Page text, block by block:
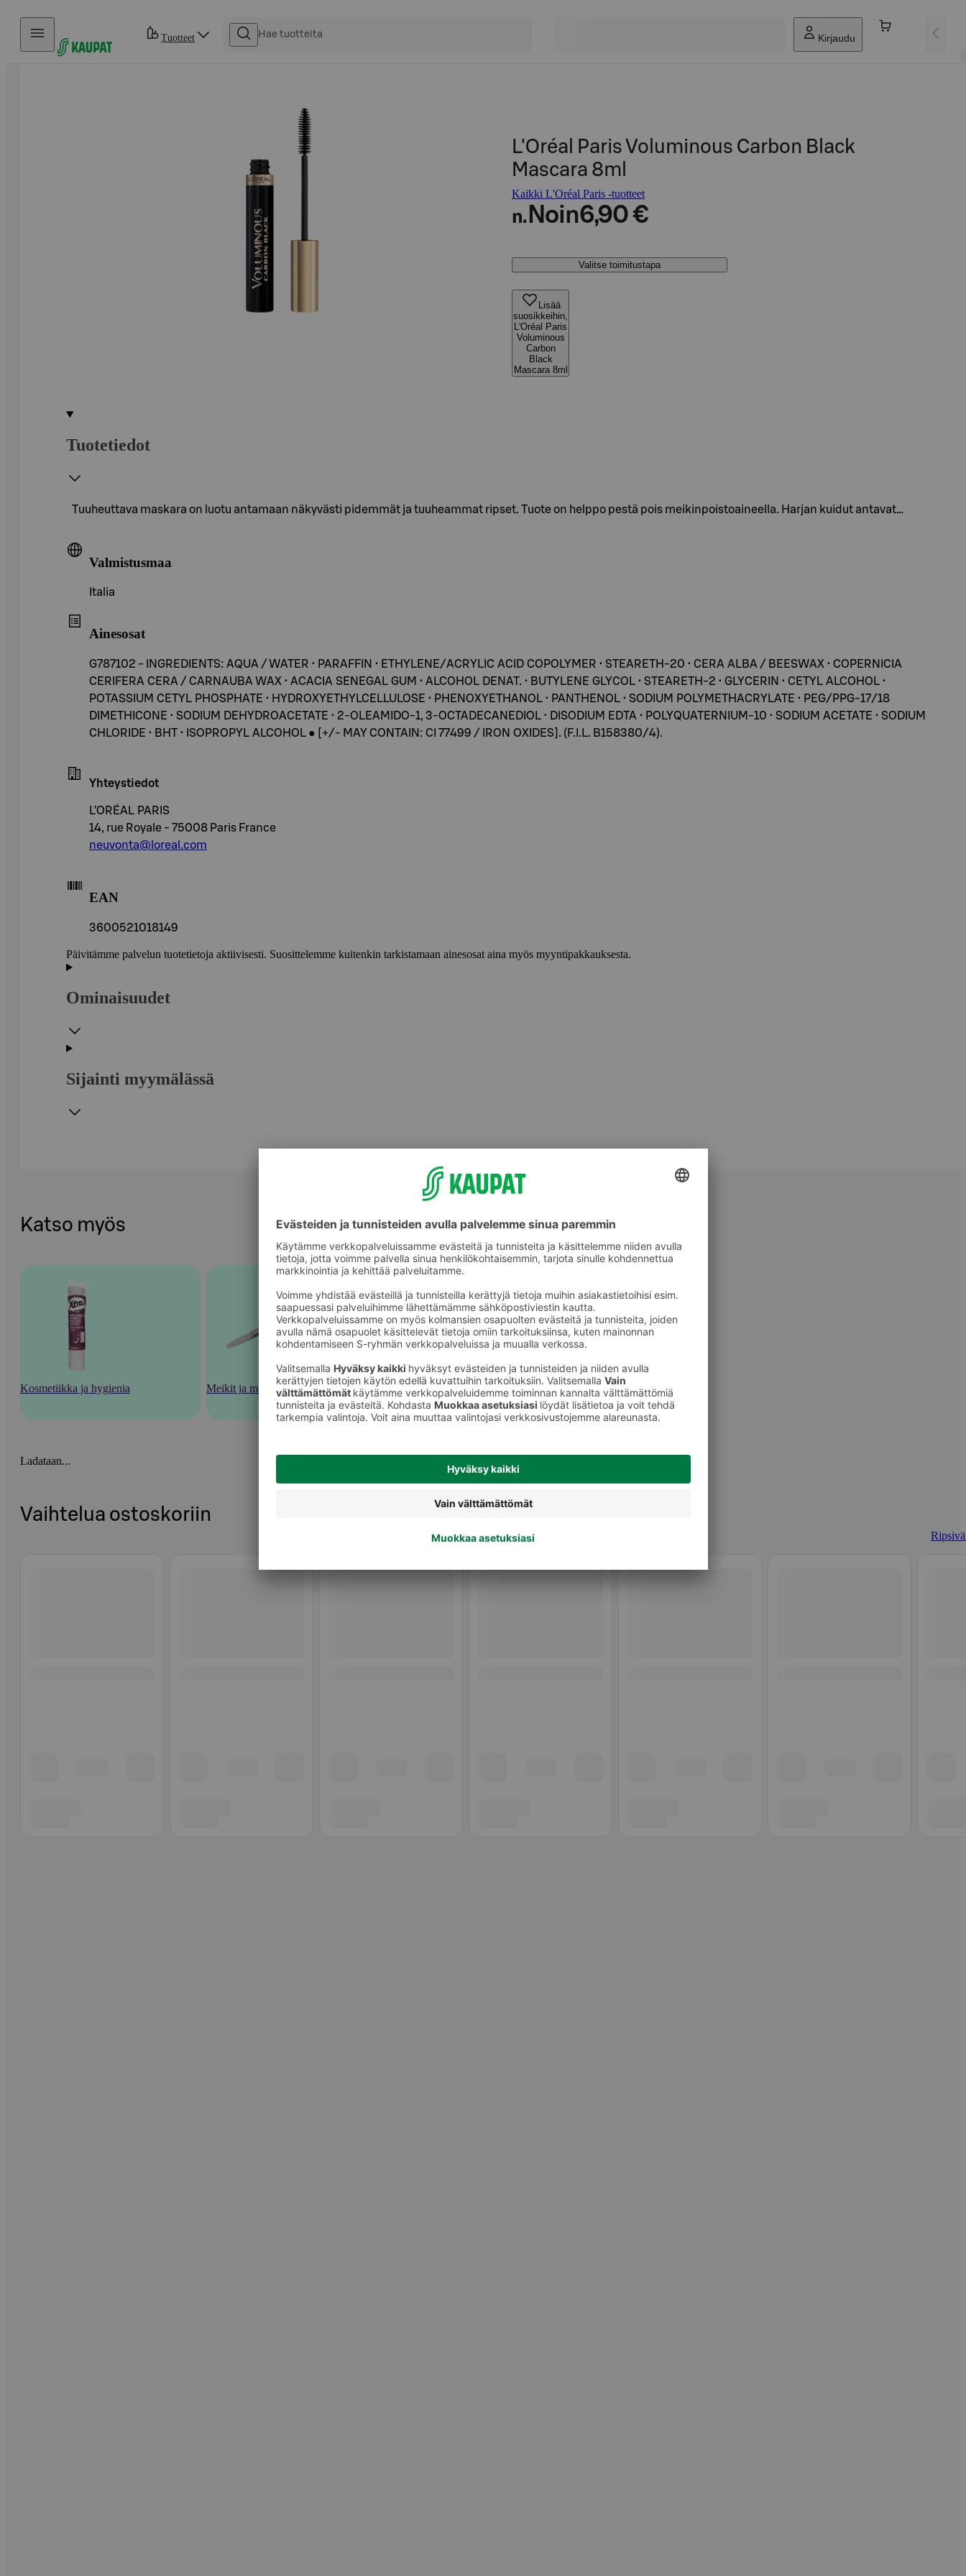
Hyppää sisältöön
Tuotteet Kirjaudu
L'Oréal Paris Voluminous Carbon Black
Mascara 8ml
Kaikki L'Oréal Paris -tuotteet
n. Noin6,90 €
Valitse toimitustapa
Lisää
suosikkeihin,
L'Oréal Paris
Voluminous
Carbon
Black
Mascara 8ml
Tuotetiedot
Tuuheuttava maskara on luotu antamaan näkyvästi pidemmät ja tuuheammat ripset. Tuote on helppo pestä pois meikinpoistoaineella. Harjan kuidut antavat…
Valmistusmaa
Italia
Ainesosat
G787102 - INGREDIENTS: AQUA / WATER • PARAFFIN • ETHYLENE/ACRYLIC ACID COPOLYMER • STEARETH-20 • CERA ALBA / BEESWAX • COPERNICIA
CERIFERA CERA / CARNAUBA WAX • ACACIA SENEGAL GUM • ALCOHOL DENAT. • BUTYLENE GLYCOL • STEARETH-2 • GLYCERIN • CETYL ALCOHOL •
POTASSIUM CETYL PHOSPHATE • HYDROXYETHYLCELLULOSE • PHENOXYETHANOL • PANTHENOL • SODIUM POLYMETHACRYLATE • PEG/PPG-17/18
DIMETHICONE • SODIUM DEHYDROACETATE • 2-OLEAMIDO-1, 3-OCTADECANEDIOL • DISODIUM EDTA • POLYQUATERNIUM-10 • SODIUM ACETATE • SODIUM
CHLORIDE • BHT • ISOPROPYL ALCOHOL ● [+/- MAY CONTAIN: CI 77499 / IRON OXIDES]. (F.I.L. B158380/4).
Yhteystiedot
L’ORÉAL PARIS
14, rue Royale - 75008 Paris France
neuvonta@loreal.com
EAN
3600521018149
Päivitämme palvelun tuotetietoja aktiivisesti. Suosittelemme kuitenkin tarkistamaan ainesosat aina myös myyntipakkauksesta.
Ominaisuudet
Sijainti myymälässä
Katso myös
Kosmetiikka ja hygienia Meikit ja meikkaustarvikkeet Ripsivärit
Ladataan...
Vaihtelua ostoskoriin